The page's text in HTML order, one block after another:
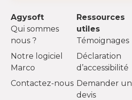
Agysoft
Qui sommes
nous ?
Notre logiciel
Marco
Contactez-nous
Ressources
utiles
Témoignages
Déclaration
d’accessibilité
Demander un
devis